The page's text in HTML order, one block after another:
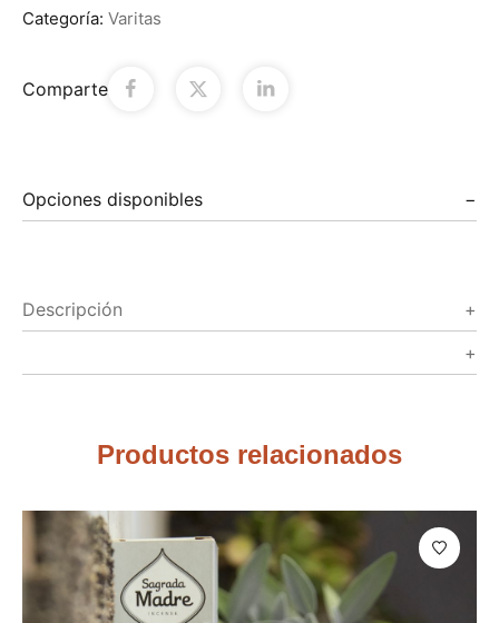
Categoría: Varitas
Comparte
Opciones disponibles
Descripción
Productos relacionados